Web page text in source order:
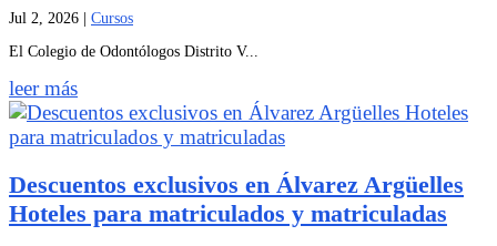
Jul 2, 2026
Cursos
El Colegio de Odontólogos Distrito V...
leer más
Descuentos exclusivos en Álvarez Argüelles
Hoteles para matriculados y matriculadas